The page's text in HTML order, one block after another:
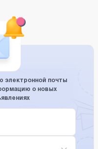
электронной почты
о новых